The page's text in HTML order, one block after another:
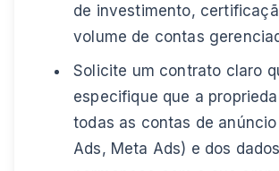
de investimento,
volume de contas
Solicite um contrato claro
especifique que a
todas as contas de
Ads, Meta Ads) e dos